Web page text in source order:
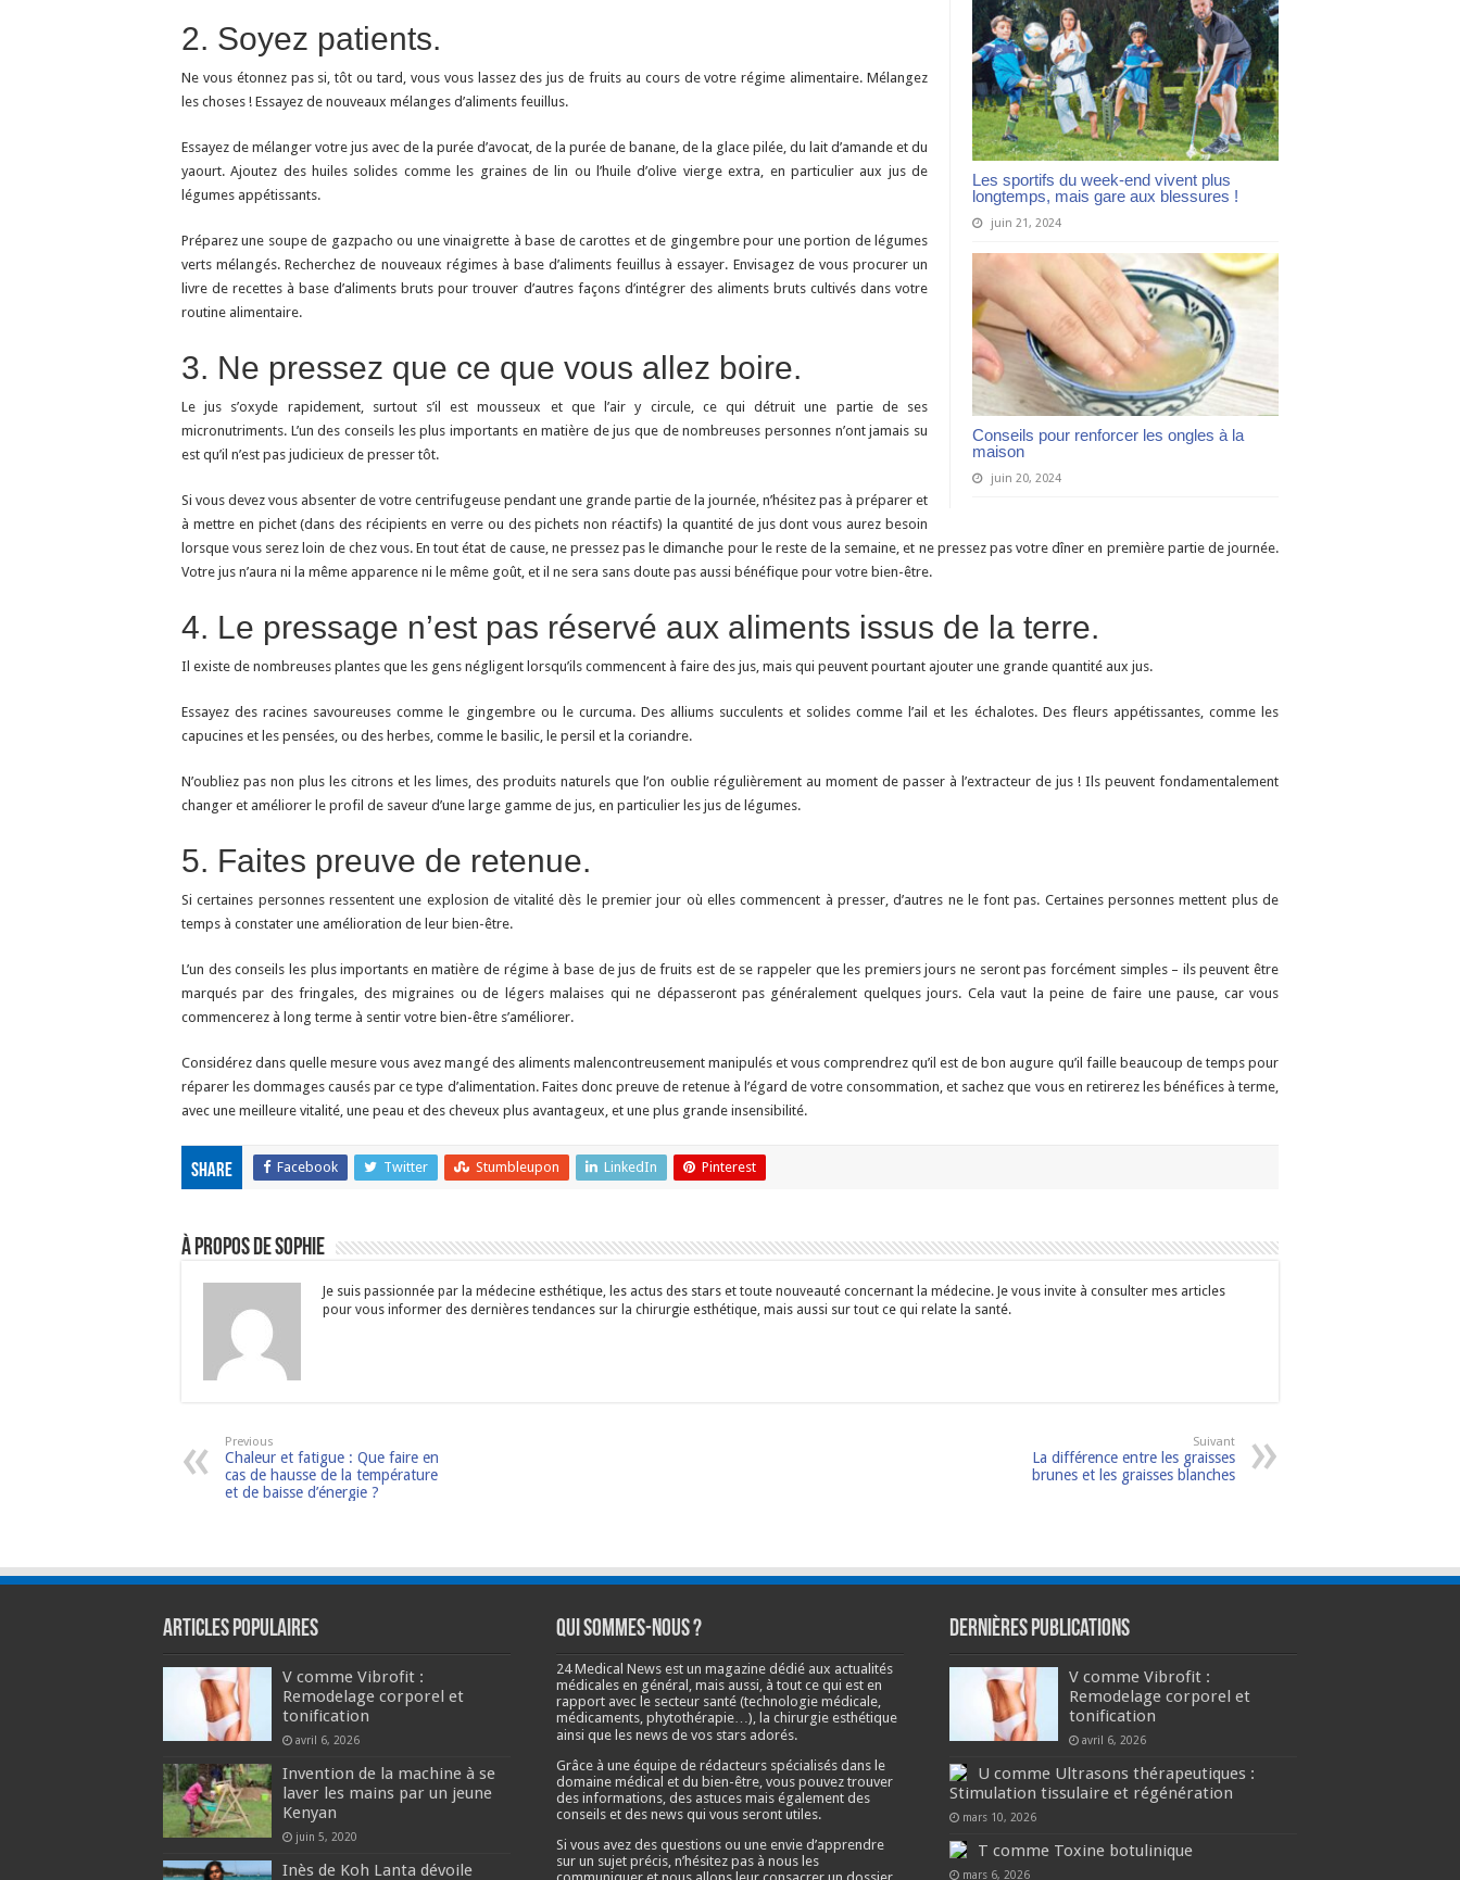
Les sportifs du week-end vivent plus
longtemps, mais gare aux blessures !
juin 21, 2024
Conseils pour renforcer les ongles à la
maison
juin 20, 2024
2. Soyez patients.
Ne vous étonnez pas si, tôt ou tard, vous vous lassez des jus de fruits au cours de votre régime alimentaire. Mélangez
les choses ! Essayez de nouveaux mélanges d’aliments feuillus.
Essayez de mélanger votre jus avec de la purée d’avocat, de la purée de banane, de la glace pilée, du lait d’amande et du
yaourt. Ajoutez des huiles solides comme les graines de lin ou l’huile d’olive vierge extra, en particulier aux jus de
légumes appétissants.
Préparez une soupe de gazpacho ou une vinaigrette à base de carottes et de gingembre pour une portion de légumes
verts mélangés. Recherchez de nouveaux régimes à base d’aliments feuillus à essayer. Envisagez de vous procurer un
livre de recettes à base d’aliments bruts pour trouver d’autres façons d’intégrer des aliments bruts cultivés dans votre
routine alimentaire.
3. Ne pressez que ce que vous allez boire.
Le jus s’oxyde rapidement, surtout s’il est mousseux et que l’air y circule, ce qui détruit une partie de ses
micronutriments. L’un des conseils les plus importants en matière de jus que de nombreuses personnes n’ont jamais su
est qu’il n’est pas judicieux de presser tôt.
Si vous devez vous absenter de votre centrifugeuse pendant une grande partie de la journée, n’hésitez pas à préparer et
à mettre en pichet (dans des récipients en verre ou des pichets non réactifs) la quantité de jus dont vous aurez besoin
lorsque vous serez loin de chez vous. En tout état de cause, ne pressez pas le dimanche pour le reste de la semaine, et ne pressez pas votre dîner en première partie de journée.
Votre jus n’aura ni la même apparence ni le même goût, et il ne sera sans doute pas aussi bénéfique pour votre bien-être.
4. Le pressage n’est pas réservé aux aliments issus de la terre.
Il existe de nombreuses plantes que les gens négligent lorsqu’ils commencent à faire des jus, mais qui peuvent pourtant ajouter une grande quantité aux jus.
Essayez des racines savoureuses comme le gingembre ou le curcuma. Des alliums succulents et solides comme l’ail et les échalotes. Des fleurs appétissantes, comme les
capucines et les pensées, ou des herbes, comme le basilic, le persil et la coriandre.
N’oubliez pas non plus les citrons et les limes, des produits naturels que l’on oublie régulièrement au moment de passer à l’extracteur de jus ! Ils peuvent fondamentalement
changer et améliorer le profil de saveur d’une large gamme de jus, en particulier les jus de légumes.
5. Faites preuve de retenue.
Si certaines personnes ressentent une explosion de vitalité dès le premier jour où elles commencent à presser, d’autres ne le font pas. Certaines personnes mettent plus de
temps à constater une amélioration de leur bien-être.
L’un des conseils les plus importants en matière de régime à base de jus de fruits est de se rappeler que les premiers jours ne seront pas forcément simples – ils peuvent être
marqués par des fringales, des migraines ou de légers malaises qui ne dépasseront pas généralement quelques jours. Cela vaut la peine de faire une pause, car vous
commencerez à long terme à sentir votre bien-être s’améliorer.
Considérez dans quelle mesure vous avez mangé des aliments malencontreusement manipulés et vous comprendrez qu’il est de bon augure qu’il faille beaucoup de temps pour
réparer les dommages causés par ce type d’alimentation. Faites donc preuve de retenue à l’égard de votre consommation, et sachez que vous en retirerez les bénéfices à terme,
avec une meilleure vitalité, une peau et des cheveux plus avantageux, et une plus grande insensibilité.
Share Facebook Twitter Stumbleupon LinkedIn Pinterest
À propos de Sophie
Je suis passionnée par la médecine esthétique, les actus des stars et toute nouveauté concernant la médecine. Je vous invite à consulter mes articles
pour vous informer des dernières tendances sur la chirurgie esthétique, mais aussi sur tout ce qui relate la santé.
Previous
Chaleur et fatigue : Que faire en
cas de hausse de la température
et de baisse d’énergie ?
Suivant
La différence entre les graisses
brunes et les graisses blanches
Articles populaires
V comme Vibrofit :
Remodelage corporel et
tonification
avril 6, 2026
Invention de la machine à se
laver les mains par un jeune
Kenyan
juin 5, 2020
Inès de Koh Lanta dévoile
Qui sommes-nous ?
24 Medical News est un magazine dédié aux actualités
médicales en général, mais aussi, à tout ce qui est en
rapport avec le secteur santé (technologie médicale,
médicaments, phytothérapie…), la chirurgie esthétique
ainsi que les news de vos stars adorés.
Grâce à une équipe de rédacteurs spécialisés dans le
domaine médical et du bien-être, vous pouvez trouver
des informations, des astuces mais également des
conseils et des news qui vous seront utiles.
Si vous avez des questions ou une envie d’apprendre
sur un sujet précis, n’hésitez pas à nous les
Dernières publications
V comme Vibrofit :
Remodelage corporel et
tonification
avril 6, 2026
U comme Ultrasons thérapeutiques :
Stimulation tissulaire et régénération
mars 10, 2026
T comme Toxine botulinique
mars 6, 2026